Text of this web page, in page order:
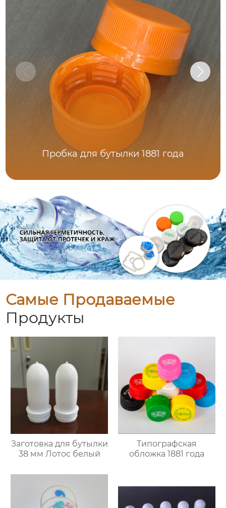
Пробка для бутылки 1881 года
Самые Продаваемые
Продукты
Заготовка для бутылки
38 мм Лотос белый
Типографская
обложка 1881 года